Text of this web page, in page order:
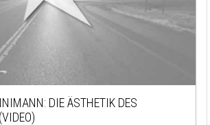
DIE ÄSTHETIK DES